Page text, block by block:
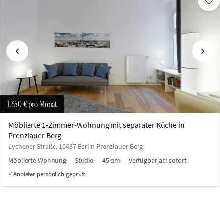
Vorherige
1.650 €pro Monat
Möblierte 1-Zimmer-Wohnung mit separater Küche in
Prenzlauer Berg
Lychener Straße, 10437 Berlin Prenzlauer Berg
Möblierte Wohnung
Studio 45 qm Verfügbar ab:sofort
✓Anbieter persönlich geprüft